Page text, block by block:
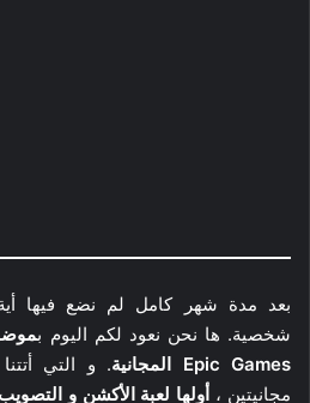
بعد مدة شهر كامل لم نضع فيها
شخصية. ها نحن نعود لكم اليوم ب
Epic Games المجانية
. و التي
مجانيتين ،